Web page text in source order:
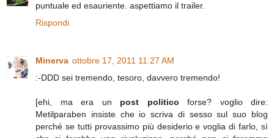
puntuale ed esauriente. aspettiamo il trailer.
Rispondi
Minerva ottobre 17, 2011 11:27 AM
:-DDD sei tremendo, tesoro, davvero tremendo!
[ehi, ma era un post politico forse? voglio dire:
Metilparaben insiste che io scriva di sesso sul suo blog
perché se tutti provassimo più desiderio e voglia di farlo, sì